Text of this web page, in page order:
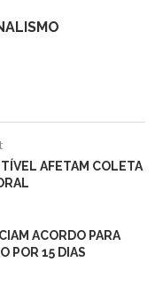
AFETAM COLETA
ACORDO PARA
POR 15 DIAS